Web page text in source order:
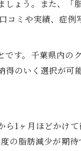
ょう。また、「
ミや実績、症例
す。千葉県内の
のいく選択が可能
1ヶ月ほどかけ
の脂肪減少が期待